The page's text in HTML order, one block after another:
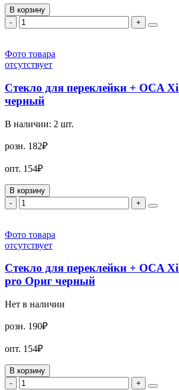
В корзину
-
+
Фото товара
отсутствует
Стекло для переклейки + OCA
черный
В наличии: 2 шт.
розн. 182₽
опт. 154₽
В корзину
-
+
Фото товара
отсутствует
Стекло для переклейки + OCA
pro Ориг черный
Нет в наличии
розн. 190₽
опт. 154₽
В корзину
-
+